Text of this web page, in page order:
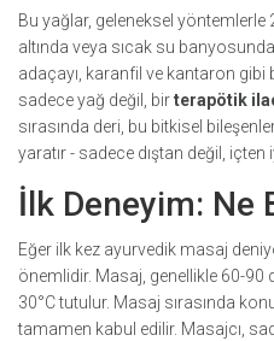
Bu yağlar, geleneksel
altında veya sıcak su
adaçayı, karanfil ve kantaron gibi
sadece yağ değil, birterapötik
sırasında deri, bu bitkisel
yaratır - sadece dıştan değil, içten
İlk Deneyim: Ne
Eğer ilk kez ayurvedik masaj
önemlidir. Masaj, genellikle 60-90
30°C tutulur. Masaj sırasında
tamamen kabul edilir. Masajcı,